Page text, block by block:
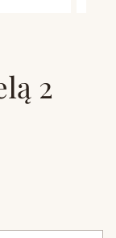
2